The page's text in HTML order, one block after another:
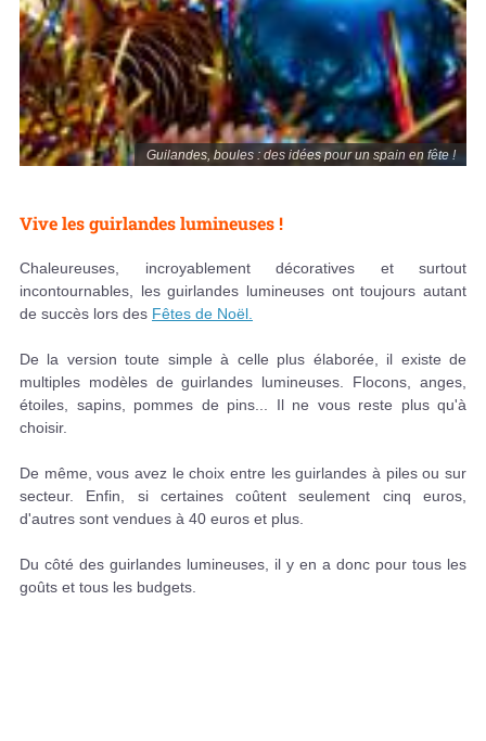
Guilandes, boules : des idées pour un spain en fête !
Vive les guirlandes lumineuses !
Chaleureuses, incroyablement décoratives et surtout
incontournables, les guirlandes lumineuses ont toujours autant
de succès lors des Fêtes de Noël.
De la version toute simple à celle plus élaborée, il existe de
multiples modèles de guirlandes lumineuses. Flocons, anges,
étoiles, sapins, pommes de pins... Il ne vous reste plus qu'à
choisir.
De même, vous avez le choix entre les guirlandes à piles ou sur
secteur. Enfin, si certaines coûtent seulement cinq euros,
d'autres sont vendues à 40 euros et plus.
Du côté des guirlandes lumineuses, il y en a donc pour tous les
goûts et tous les budgets.